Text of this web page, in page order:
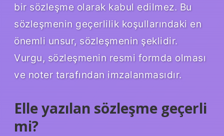
bir sözleşme olarak kabul edilmez. Bu
sözleşmenin geçerlilik koşullarındaki en
önemli unsur, sözleşmenin şeklidir.
Vurgu, sözleşmenin resmi formda olması
ve noter tarafından imzalanmasıdır.
Elle yazılan sözleşme geçerli
mi?